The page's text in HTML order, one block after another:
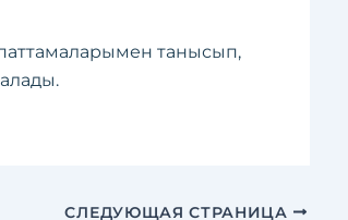
танысып,
СЛЕДУЮЩАЯ СТРАНИЦА